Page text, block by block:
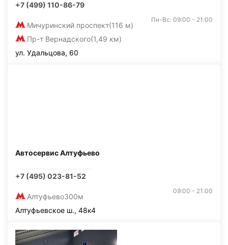
+7 (499) 110-86-79
Мичуринский проспект(116 м)
Пр-т Вернадского(1,49 км)
Пн-Вс: 09:00 - 21:00
ул. Удальцова, 60
Автосервис Алтуфьево
+7 (495) 023-81-52
Алтуфьево300м
09:00 - 21:00
Алтуфьевское ш., 48к4